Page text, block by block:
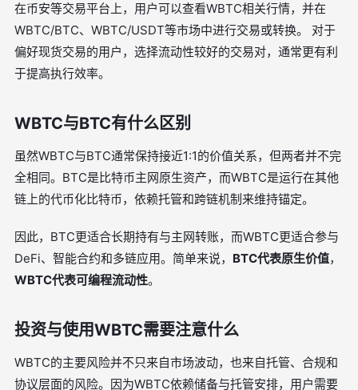
在币安等交易平台上，用户可以查看WBTC相关行情，并在
WBTC/BTC、WBTC/USDT等市场中进行交易或转换。 对于
偏好现货交易的用户，选择流动性较好的交易对，通常更有利
于提高执行效率。
WBTC与BTC有什么区别
虽然WBTC与BTC通常保持接近1:1的价值关系，但两者并不完
全相同。BTC是比特币主网原生资产，而WBTC是运行在其他
链上的代币化比特币，依赖托管和跨链机制来维持锚定。
因此，BTC更适合长期持有与主网转账，而WBTC更适合参与
DeFi、智能合约和多链应用。简单来说， BTC代表原生价值，
WBTC代表可编程流动性。
投资与使用WBTC需要注意什么
WBTC的主要风险并不只来自市场波动，也来自托管、合规和
协议层面的风险。因为WBTC依赖储备与托管安排，用户需要